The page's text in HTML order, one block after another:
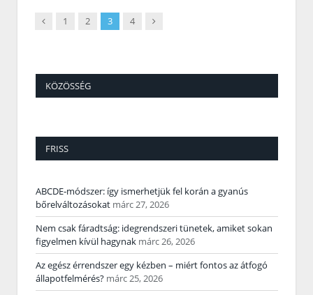
Previous
1 2 3 4 Next
KÖZÖSSÉG
FRISS
ABCDE‑módszer: így ismerhetjük fel korán a gyanús
bőrelváltozásokat márc 27, 2026
Nem csak fáradtság: idegrendszeri tünetek, amiket sokan
figyelmen kívül hagynak márc 26, 2026
Az egész érrendszer egy kézben – miért fontos az átfogó
állapotfelmérés? márc 25, 2026